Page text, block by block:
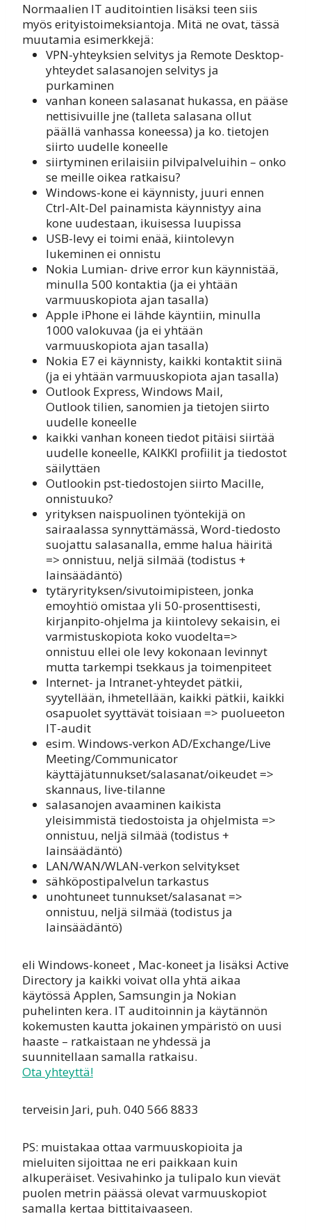
Normaalien IT auditointien lisäksi teen siis
myös erityistoimeksiantoja. Mitä ne ovat, tässä
muutamia esimerkkejä:
VPN-yhteyksien selvitys ja Remote Desktop-
yhteydet salasanojen selvitys ja
purkaminen
vanhan koneen salasanat hukassa, en pääse
nettisivuille jne (talleta salasana ollut
päällä vanhassa koneessa) ja ko. tietojen
siirto uudelle koneelle
siirtyminen erilaisiin pilvipalveluihin – onko
se meille oikea ratkaisu?
Windows-kone ei käynnisty, juuri ennen
Ctrl-Alt-Del painamista käynnistyy aina
kone uudestaan, ikuisessa luupissa
USB-levy ei toimi enää, kiintolevyn
lukeminen ei onnistu
Nokia Lumian- drive error kun käynnistää,
minulla 500 kontaktia (ja ei yhtään
varmuuskopiota ajan tasalla)
Apple iPhone ei lähde käyntiin, minulla
1000 valokuvaa (ja ei yhtään
varmuuskopiota ajan tasalla)
Nokia E7 ei käynnisty, kaikki kontaktit siinä
(ja ei yhtään varmuuskopiota ajan tasalla)
Outlook Express, Windows Mail,
Outlook tilien, sanomien ja tietojen siirto
uudelle koneelle
kaikki vanhan koneen tiedot pitäisi siirtää
uudelle koneelle, KAIKKI profiilit ja tiedostot
säilyttäen
Outlookin pst-tiedostojen siirto Macille,
onnistuuko?
yrityksen naispuolinen työntekijä on
sairaalassa synnyttämässä, Word-tiedosto
suojattu salasanalla, emme halua häiritä
=> onnistuu, neljä silmää (todistus +
lainsäädäntö)
tytäryrityksen/sivutoimipisteen, jonka
emoyhtiö omistaa yli 50-prosenttisesti,
kirjanpito-ohjelma ja kiintolevy sekaisin, ei
varmistuskopiota koko vuodelta=>
onnistuu ellei ole levy kokonaan levinnyt
mutta tarkempi tsekkaus ja toimenpiteet
Internet- ja Intranet-yhteydet pätkii,
syytellään, ihmetellään, kaikki pätkii, kaikki
osapuolet syyttävät toisiaan => puolueeton
IT-audit
esim. Windows-verkon AD/Exchange/Live
Meeting/Communicator
käyttäjätunnukset/salasanat/oikeudet =>
skannaus, live-tilanne
salasanojen avaaminen kaikista
yleisimmistä tiedostoista ja ohjelmista =>
onnistuu, neljä silmää (todistus +
lainsäädäntö)
LAN/WAN/WLAN-verkon selvitykset
sähköpostipalvelun tarkastus
unohtuneet tunnukset/salasanat =>
onnistuu, neljä silmää (todistus ja
lainsäädäntö)
eli Windows-koneet , Mac-koneet ja lisäksi Active
Directory ja kaikki voivat olla yhtä aikaa
käytössä Applen, Samsungin ja Nokian
puhelinten kera. IT auditoinnin ja käytännön
kokemusten kautta jokainen ympäristö on uusi
haaste – ratkaistaan ne yhdessä ja
suunnitellaan samalla ratkaisu.
Ota yhteyttä!
terveisin Jari, puh. 040 566 8833
PS: muistakaa ottaa varmuuskopioita ja
mieluiten sijoittaa ne eri paikkaan kuin
alkuperäiset. Vesivahinko ja tulipalo kun vievät
puolen metrin päässä olevat varmuuskopiot
samalla kertaa bittitaivaaseen.